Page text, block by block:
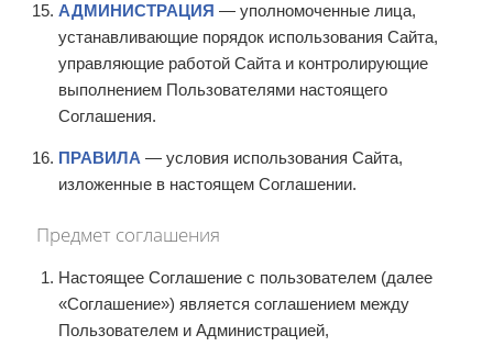
АДМИНИСТРАЦИЯ — уполномоченные лица,
устанавливающие порядок использования Сайта,
управляющие работой Сайта и контролирующие
выполнением Пользователями настоящего
Соглашения.
ПРАВИЛА — условия использования Сайта,
изложенные в настоящем Соглашении.
Предмет соглашения
Настоящее Соглашение с пользователем (далее
«Соглашение») является соглашением между
Пользователем и Администрацией,